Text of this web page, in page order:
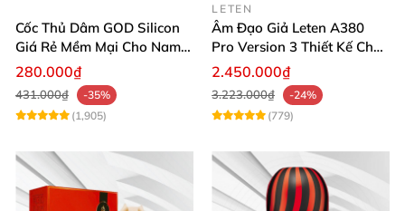
Cốc Thủ Dâm GOD Silicon
Giá Rẻ Mềm Mại Cho Nam
Giới
280.000₫
431.000₫
-35%
(1,905)
LETEN
Âm Đạo Giả Leten A380
Pro Version 3 Thiết Kế Chân
Thực
2.450.000₫
3.223.000₫
-24%
(779)